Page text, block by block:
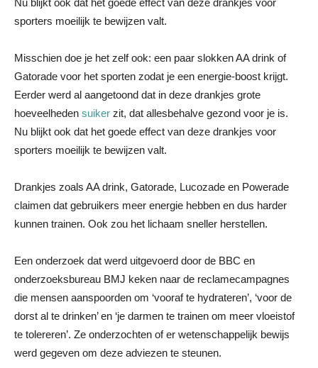
Nu blijkt ook dat het goede effect van deze drankjes voor
sporters moeilijk te bewijzen valt.
Misschien doe je het zelf ook: een paar slokken AA drink of
Gatorade voor het sporten zodat je een energie-boost krijgt.
Eerder werd al aangetoond dat in deze drankjes grote
hoeveelheden suiker zit, dat allesbehalve gezond voor je is.
Nu blijkt ook dat het goede effect van deze drankjes voor
sporters moeilijk te bewijzen valt.
Drankjes zoals AA drink, Gatorade, Lucozade en Powerade
claimen dat gebruikers meer energie hebben en dus harder
kunnen trainen. Ook zou het lichaam sneller herstellen.
Een onderzoek dat werd uitgevoerd door de BBC en
onderzoeksbureau BMJ keken naar de reclamecampagnes
die mensen aanspoorden om ‘vooraf te hydrateren’, ‘voor de
dorst al te drinken’ en ‘je darmen te trainen om meer vloeistof
te tolereren’. Ze onderzochten of er wetenschappelijk bewijs
werd gegeven om deze adviezen te steunen.